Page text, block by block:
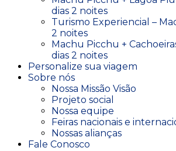
dias 2 noites
Turismo Experiencial –
2 noites
Machu Picchu +
dias 2 noites
Personalize sua viagem
Sobre nós
Nossa Missão Visão
Projeto social
Nossa equipe
Feiras nacionais e
Nossas alianças
Fale Conosco